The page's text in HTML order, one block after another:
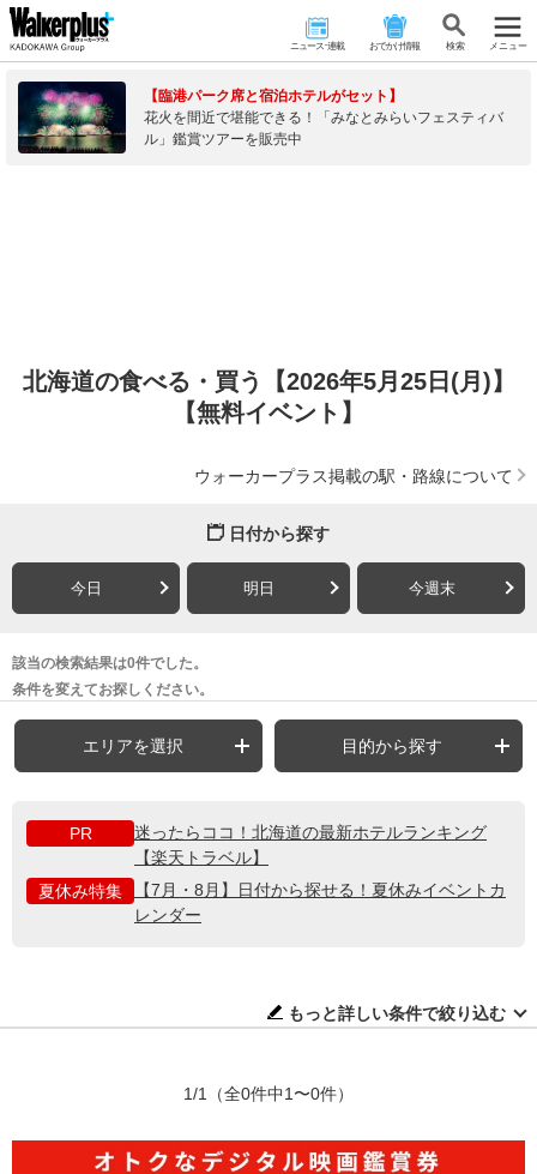
ニュース･連載 おでかけ情報 検 索 メニュー
【臨港パーク席と宿泊ホテルがセット】
花火を間近で堪能できる！「みなとみらいフェスティバ
ル」鑑賞ツアーを販売中
北海道の食べる・買う【2026年5月25日(月)】
【無料イベント】
ウォーカープラス掲載の駅・路線について
日付から探す
今日 明日 今週末
該当の検索結果は0件でした。
条件を変えてお探しください。
エリアを選択 目的から探す
PR
迷ったらココ！北海道の最新ホテルランキング
【楽天トラベル】
夏休み特集
【7月・8月】日付から探せる！夏休みイベントカ
レンダー
もっと詳しい条件で絞り込む
1/1 （全0件中1〜0件）